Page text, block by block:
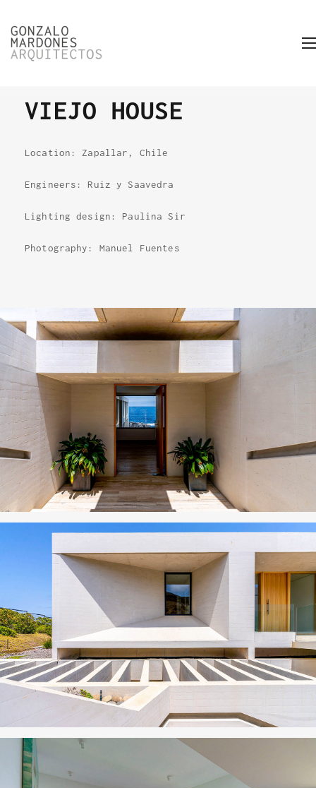
VIEJO HOUSE
Location: Zapallar, Chile
Engineers: Ruiz y Saavedra
Lighting design: Paulina Sir
Photography: Manuel Fuentes